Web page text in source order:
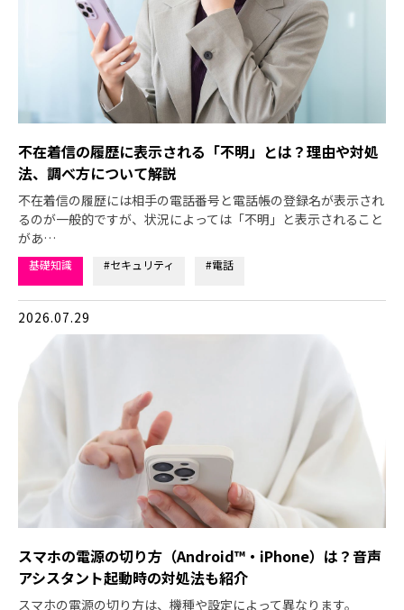
不在着信の履歴に表示される「不明」とは？理由や対処
法、調べ方について解説
不在着信の履歴には相手の電話番号と電話帳の登録名が表示され
るのが一般的ですが、状況によっては「不明」と表示されること
があ…
基礎知識 #セキュリティ #電話
2026.07.29
スマホの電源の切り方（Android™・iPhone）は？音声
アシスタント起動時の対処法も紹介
スマホの電源の切り方は、機種や設定によって異なります。